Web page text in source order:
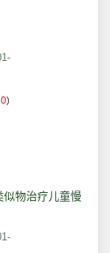
)
物治疗儿童慢